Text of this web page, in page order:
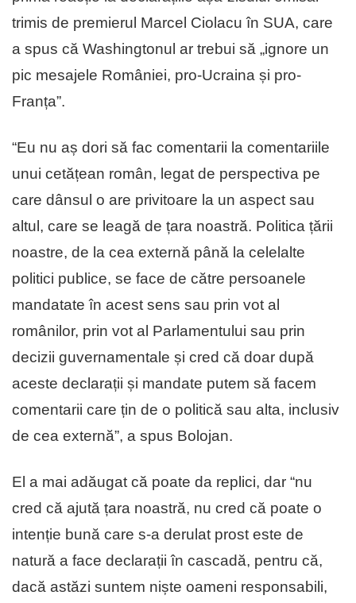
trimis de premierul Marcel Ciolacu în SUA, care
a spus că Washingtonul ar trebui să „ignore un
pic mesajele României, pro-Ucraina și pro-
Franța”.
“Eu nu aș dori să fac comentarii la comentariile
unui cetățean român, legat de perspectiva pe
care dânsul o are privitoare la un aspect sau
altul, care se leagă de țara noastră. Politica țării
noastre, de la cea externă până la celelalte
politici publice, se face de către persoanele
mandatate în acest sens sau prin vot al
românilor, prin vot al Parlamentului sau prin
decizii guvernamentale și cred că doar după
aceste declarații și mandate putem să facem
comentarii care țin de o politică sau alta, inclusiv
de cea externă”, a spus Bolojan.
El a mai adăugat că poate da replici, dar “nu
cred că ajută țara noastră, nu cred că poate o
intenție bună care s-a derulat prost este de
natură a face declarații în cascadă, pentru că,
dacă astăzi suntem niște oameni responsabili,